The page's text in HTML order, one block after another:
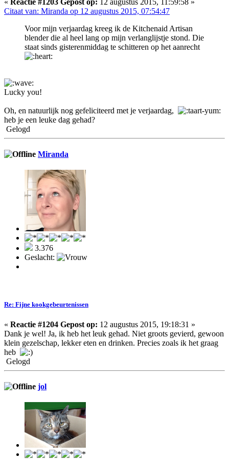
« Reactie #1203 Gepost op: 12 augustus 2015, 11:59:58 »
Citaat van: Miranda op 12 augustus 2015, 07:54:47
Voor mijn verjaardag kreeg ik de Kitchenaid Artisan
blender die al heel lang op mijn verlanglijstje stond. Die
staat sinds gisterenmiddag te schitteren op het aanrecht
Lucky you!
Oh, en natuurlijk nog gefeliciteerd met je verjaardag,
heb je een leuke dag gehad?
Gelogd
Miranda
3.376
Geslacht:
Re: Fijne kookgebeurtenissen
« Reactie #1204 Gepost op: 12 augustus 2015, 19:18:31 »
Dank je wel! Ja, ik heb het leuk gehad. Niet groots gevierd, gewoon
klein gezelschap, lekker eten en drinken. Precies zoals ik het graag
heb
Gelogd
jol